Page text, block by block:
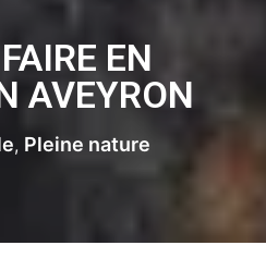
EN
AVEYRON
Pleine nature